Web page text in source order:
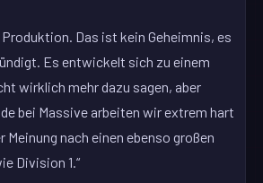
Produktion. Das ist kein Geheimnis, es
Es entwickelt sich zu einem
wirklich mehr dazu sagen, aber
bei Massive arbeiten wir extrem hart
Meinung nach einen ebenso großen
Division 1.“